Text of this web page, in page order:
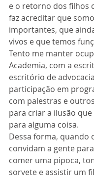
e o retorno dos filhos
faz acreditar que
importantes, que
vivos e que temos
Tento me manter
Academia, com a
escritório de
participação em
com palestras e
para criar a ilusão
para alguma coisa.
Dessa forma, quando
convidam a gente
comer uma pipoca,
sorvete e assistir um